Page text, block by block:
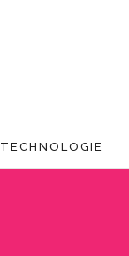
TECHNOLOGIE